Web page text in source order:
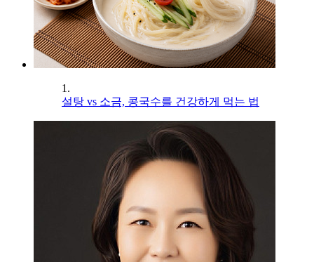
1.
설탕 vs 소금, 콩국수를 건강하게 먹는 법